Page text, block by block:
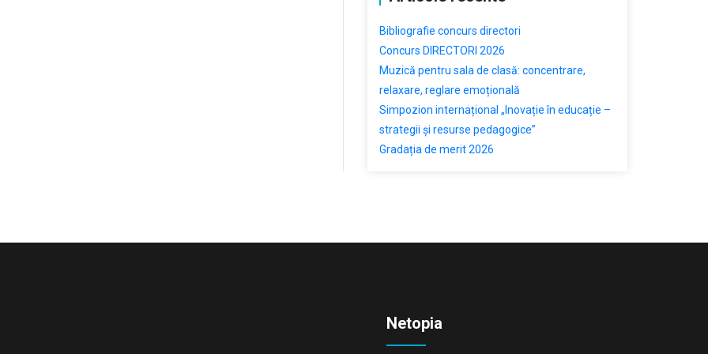
Bibliografie concurs directori
Concurs DIRECTORI 2026
Muzică pentru sala de clasă: concentrare,
relaxare, reglare emoțională
Simpozion internațional „Inovație în educație –
strategii și resurse pedagogice”
Gradația de merit 2026
Netopia